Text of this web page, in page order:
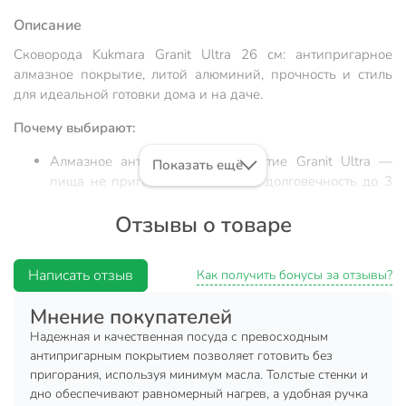
Описание
Сковорода Kukmara Granit Ultra 26 см: антипригарное
алмазное покрытие, литой алюминий, прочность и стиль
для идеальной готовки дома и на даче.
Почему выбирают:
Алмазное антипригарное покрытие Granit Ultra —
пища не пригорает, легко мыть, долговечность до 3
Толстое дно 6 мм и литой алюминий — равномерный
Универсальность: подходит для жарки мяса, рыбы,
омлетов; отличный вариант для дома, дачи или
подарка
Сковорода Kukmara Granit Ultra 26 см — выбор для тех, кто
ищет надежную посуду с антипригарным покрытием
нового поколения. Благодаря литому алюминию и толщине
Показать ещё
Отзывы о товаре
Написать отзыв Как получить бонусы за отзывы?
Мнение покупателей
Надежная и качественная посуда с превосходным
антипригарным покрытием позволяет готовить без
пригорания, используя минимум масла. Толстые стенки и
дно обеспечивают равномерный нагрев, а удобная ручка